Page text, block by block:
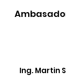
Ing. Martin